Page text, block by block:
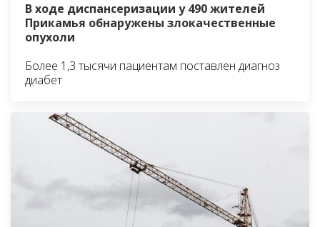
В ходе диспансеризации у 490 жителей
Прикамья обнаружены злокачественные
опухоли
Более 1,3 тысячи пациентам поставлен диагноз
диабет